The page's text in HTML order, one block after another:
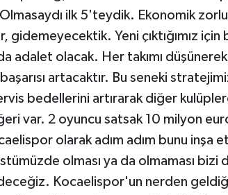
Olmasaydı ilk 5'teydik. Ekonomik
gidemeyecektik. Yeni çıktığımız
adalet olacak. Her takımı
artacaktır. Bu seneki
bedellerini artırarak diğer
var. 2 oyuncu satsak 10 milyon
olarak adım adım bunu inşa
olması ya da olmaması
Kocaelispor'un nerden